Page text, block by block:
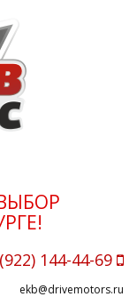
144-44-69
ekb@drivemotors.ru